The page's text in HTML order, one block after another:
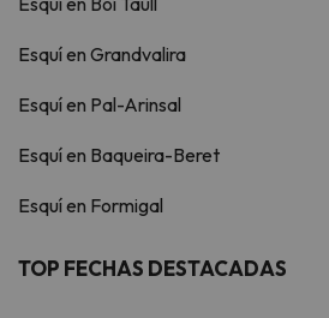
Esquí en Grandvalira
Esquí en Pal-Arinsal
Esquí en Baqueira-Beret
Esquí en Formigal
TOP FECHAS DESTACADAS